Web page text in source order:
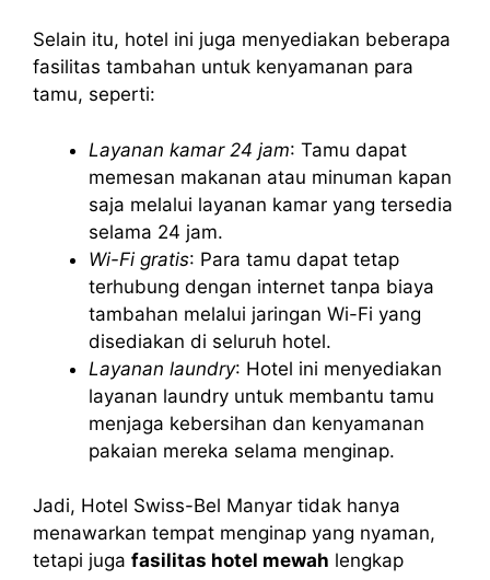
Selain itu, hotel ini juga menyediakan beberapa
fasilitas tambahan untuk kenyamanan para
tamu, seperti:
Layanan kamar 24 jam: Tamu dapat
memesan makanan atau minuman kapan
saja melalui layanan kamar yang tersedia
selama 24 jam.
Wi-Fi gratis: Para tamu dapat tetap
terhubung dengan internet tanpa biaya
tambahan melalui jaringan Wi-Fi yang
disediakan di seluruh hotel.
Layanan laundry: Hotel ini menyediakan
layanan laundry untuk membantu tamu
menjaga kebersihan dan kenyamanan
pakaian mereka selama menginap.
Jadi, Hotel Swiss-Bel Manyar tidak hanya
menawarkan tempat menginap yang nyaman,
tetapi juga fasilitas hotel mewah lengkap